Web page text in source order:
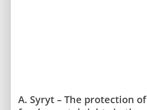
A. Syryt – The protection of